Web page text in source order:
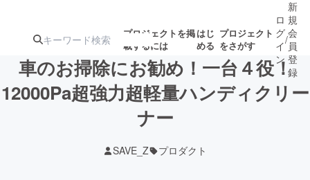
プロジェクトを掲
載するには
はじ
める
プロジェクト
をさがす
注目の新着プロ募集終了が近いプ
ロ
グ
イ
ン
/
新
規
会
員
登
録
車のお掃除にお勧め！一台４役！
12000Pa超強力超軽量ハンディクリー
ナー
SAVE_Z プロダクト